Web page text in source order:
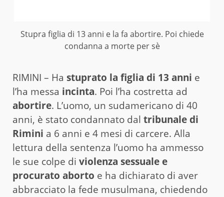
Stupra figlia di 13 anni e la fa abortire. Poi chiede
condanna a morte per sè
RIMINI – Ha stuprato la figlia di 13 anni e
l’ha messa incinta. Poi l’ha costretta ad
abortire. L’uomo, un sudamericano di 40
anni, è stato condannato dal tribunale di
Rimini a 6 anni e 4 mesi di carcere. Alla
lettura della sentenza l’uomo ha ammesso
le sue colpe di violenza sessuale e
procurato aborto e ha dichiarato di aver
abbracciato la fede musulmana, chiedendo